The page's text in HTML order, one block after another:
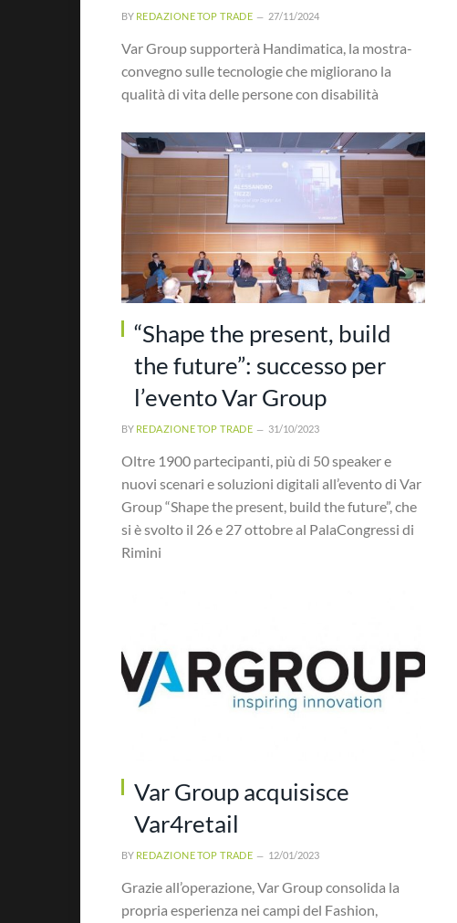
BY REDAZIONE TOP TRADE 27/11/2024
Var Group supporterà Handimatica, la mostra-
convegno sulle tecnologie che migliorano la
qualità di vita delle persone con disabilità
“Shape the present, build
the future”: successo per
l’evento Var Group
BY REDAZIONE TOP TRADE 31/10/2023
Oltre 1900 partecipanti, più di 50 speaker e
nuovi scenari e soluzioni digitali all’evento di Var
Group “Shape the present, build the future”, che
si è svolto il 26 e 27 ottobre al PalaCongressi di
Rimini
Var Group acquisisce
Var4retail
BY REDAZIONE TOP TRADE 12/01/2023
Grazie all’operazione, Var Group consolida la
propria esperienza nei campi del Fashion,